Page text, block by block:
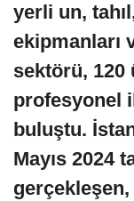
yerli un,
ekipmanları
sektörü, 120
profesyonel
buluştu.
Mayıs 2024